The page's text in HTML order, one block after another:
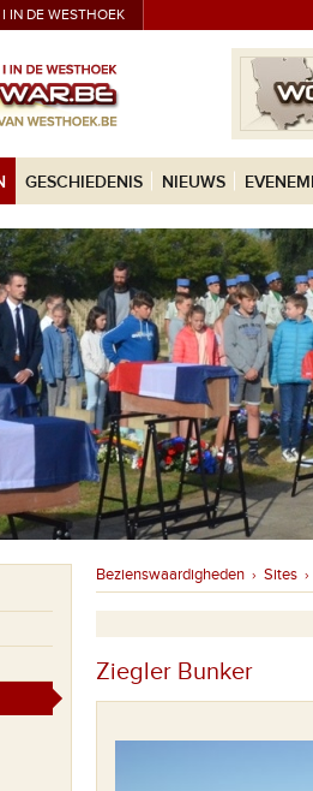
IN DE WESTHOEK
GESCHIEDENIS NIEUWS
Bezienswaardigheden › Sites ›
Ziegler Bunker